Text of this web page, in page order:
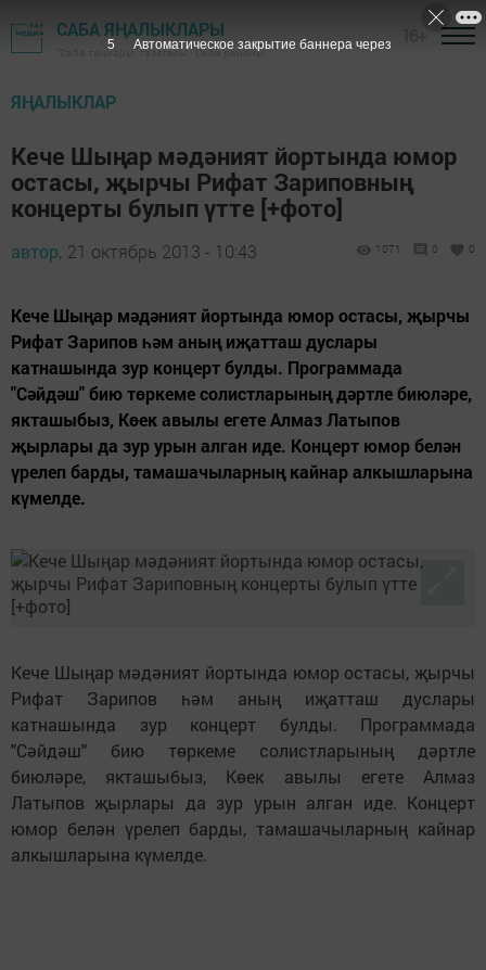
САБА ЯҢАЛЫКЛАРЫ
"Саба таңнары" газетасы - Саба районы
ЯҢАЛЫКЛАР
Кече Шыңар мәдәният йортында юмор
остасы, җырчы Рифат Зариповның
концерты булып үтте [+фото]
автор, 21 октябрь 2013 - 10:43 1071 0 0
Кече Шыңар мәдәният йортында юмор остасы, җырчы
Рифат Зарипов һәм аның иҗатташ дуслары
катнашында зур концерт булды. Программада
"Сәйдәш" бию төркеме солистларының дәртле биюләре,
якташыбыз, Көек авылы егете Алмаз Латыпов
җырлары да зур урын алган иде. Концерт юмор белән
үрелеп барды, тамашачыларның кайнар алкышларына
күмелде.
Кече Шыңар мәдәният йортында юмор остасы, җырчы
Рифат Зарипов һәм аның иҗатташ дуслары
катнашында зур концерт булды. Программада
"Сәйдәш" бию төркеме солистларының дәртле
биюләре, якташыбыз, Көек авылы егете Алмаз
Латыпов җырлары да зур урын алган иде. Концерт
юмор белән үрелеп барды, тамашачыларның кайнар
алкышларына күмелде.
5 Автоматическое закрытие баннера через